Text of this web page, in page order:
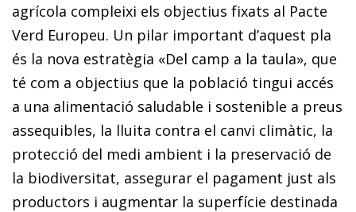
agrícola compleixi els objectius fixats al Pacte
Verd Europeu. Un pilar important d’aquest pla
és la nova estratègia «Del camp a la taula», que
té com a objectius que la població tingui accés
a una alimentació saludable i sostenible a preus
assequibles, la lluita contra el canvi climàtic, la
protecció del medi am­­bient i la preservació de
la biodiversitat, assegurar el pa­­gament just als
productors i augmentar la superfície destinada